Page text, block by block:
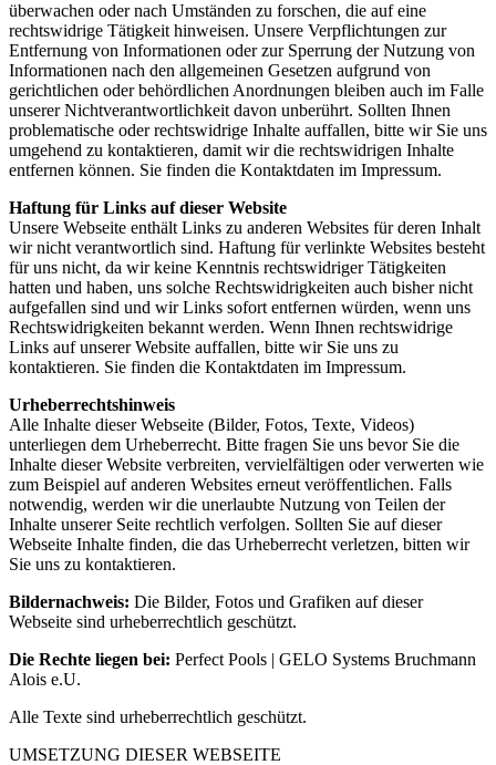
überwachen oder nach Umständen zu forschen, die auf eine
rechtswidrige Tätigkeit hinweisen. Unsere Verpflichtungen zur
Entfernung von Informationen oder zur Sperrung der Nutzung von
Informationen nach den allgemeinen Gesetzen aufgrund von
gerichtlichen oder behördlichen Anordnungen bleiben auch im Falle
unserer Nichtverantwortlichkeit davon unberührt. Sollten Ihnen
problematische oder rechtswidrige Inhalte auffallen, bitte wir Sie uns
umgehend zu kontaktieren, damit wir die rechtswidrigen Inhalte
entfernen können. Sie finden die Kontaktdaten im Impressum.
Haftung für Links auf dieser Website
Unsere Webseite enthält Links zu anderen Websites für deren Inhalt
wir nicht verantwortlich sind. Haftung für verlinkte Websites besteht
für uns nicht, da wir keine Kenntnis rechtswidriger Tätigkeiten
hatten und haben, uns solche Rechtswidrigkeiten auch bisher nicht
aufgefallen sind und wir Links sofort entfernen würden, wenn uns
Rechtswidrigkeiten bekannt werden. Wenn Ihnen rechtswidrige
Links auf unserer Website auffallen, bitte wir Sie uns zu
kontaktieren. Sie finden die Kontaktdaten im Impressum.
Urheberrechtshinweis
Alle Inhalte dieser Webseite (Bilder, Fotos, Texte, Videos)
unterliegen dem Urheberrecht. Bitte fragen Sie uns bevor Sie die
Inhalte dieser Website verbreiten, vervielfältigen oder verwerten wie
zum Beispiel auf anderen Websites erneut veröffentlichen. Falls
notwendig, werden wir die unerlaubte Nutzung von Teilen der
Inhalte unserer Seite rechtlich verfolgen. Sollten Sie auf dieser
Webseite Inhalte finden, die das Urheberrecht verletzen, bitten wir
Sie uns zu kontaktieren.
Bildernachweis: Die Bilder, Fotos und Grafiken auf dieser
Webseite sind urheberrechtlich geschützt.
Die Rechte liegen bei: Perfect Pools | GELO Systems Bruchmann
Alois e.U.
Alle Texte sind urheberrechtlich geschützt.
UMSETZUNG DIESER WEBSEITE